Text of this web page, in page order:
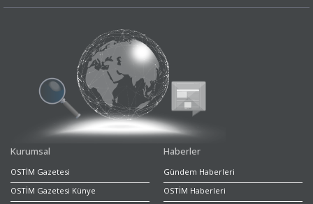
Kurumsal
OSTİM Gazetesi
OSTİM Gazetesi Künye
Haberler
Gündem Haberleri
OSTİM Haberleri